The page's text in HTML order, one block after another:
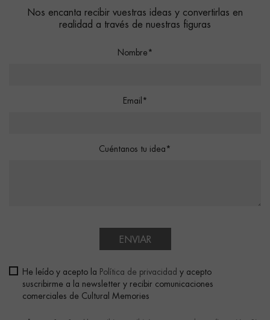
Nos encanta recibir vuestras ideas y convertirlas en
realidad a través de nuestras figuras
Nombre*
Email*
Cuéntanos tu idea*
ENVIAR
He leído y acepto la Política de privacidad y acepto
suscribirme a la newsletter y recibir comunicaciones
comerciales de Cultural Memories